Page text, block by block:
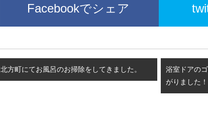
Facebookでシェア
北方町にてお風呂のお掃除をしてきました。
浴室ドアの
がりました！